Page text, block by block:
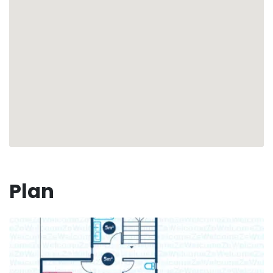
pendant et après votre séjour pour répondre à
Profitez de services exclusifs via nos partenaires,
notamment des excursions passionnantes, la
l'aéroport, et des demandes particulières pour
personnaliser votre séjour.
Réservez dès maintenant la Villa Rimalar pour une
Plan